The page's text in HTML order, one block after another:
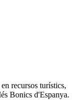
recursos turístics,
Bonics d'Espanya.